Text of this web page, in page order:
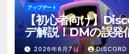
アップデート
【初心者向け】
デ解説！DMの誤発
は？
2026年6月7日 DISCORD